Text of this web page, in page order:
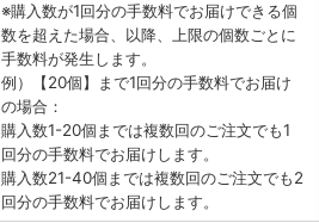
※購入数が1回分の手数料でお届けできる個
数を超えた場合、以降、上限の個数ごとに
手数料が発生します。
例）【20個】まで1回分の手数料でお届け
の場合：
購入数1-20個までは複数回のご注文でも1
回分の手数料でお届けします。
購入数21-40個までは複数回のご注文でも2
回分の手数料でお届けします。